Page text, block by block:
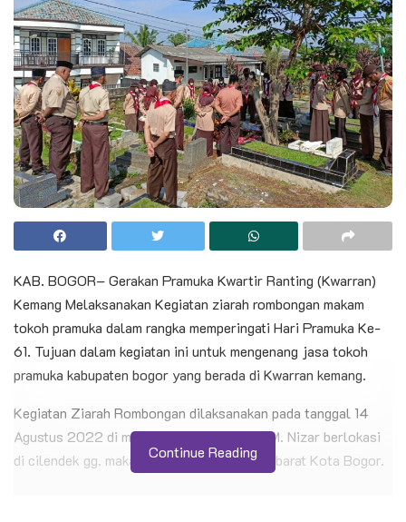
KAB. BOGOR– Gerakan Pramuka Kwartir Ranting (Kwarran)
Kemang Melaksanakan Kegiatan ziarah rombongan makam
tokoh pramuka dalam rangka memperingati Hari Pramuka Ke-
61. Tujuan dalam kegiatan ini untuk mengenang jasa tokoh
pramuka kabupaten bogor yang berada di Kwarran kemang.
Kegiatan Ziarah Rombongan dilaksanakan pada tanggal 14
Agustus 2022 di makam almarhum kak H. M. Nizar berlokasi
di cilendek gg. makam kecamatan Cilendek barat Kota Bogor.
Continue Reading